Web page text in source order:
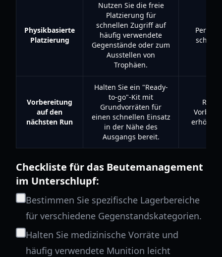
Physikbasierte
Platzierung
Nutzen Sie die freie
Platzierung für
schnellen Zugriff auf
häufig verwendete
Gegenstände oder zum
Ausstellen von
Trophäen.
Vorbereitung
auf den
nächsten Run
Halten Sie ein "Ready-
to-go"-Kit mit
Grundvorräten für
einen schnellen Einsatz
in der Nähe des
Ausgangs bereit.
erhöht
Checkliste für das Beutemanagement
im Unterschlupf:
Bestimmen Sie spezifische Lagerbereiche
für verschiedene Gegenstandskategorien.
Halten Sie medizinische Vorräte und
häufig verwendete Munition leicht